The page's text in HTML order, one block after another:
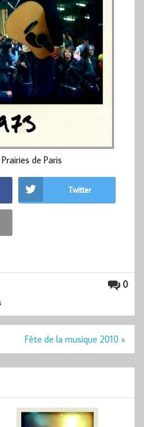
de Paris
Twitter
0
Fête de la musique 2010 »